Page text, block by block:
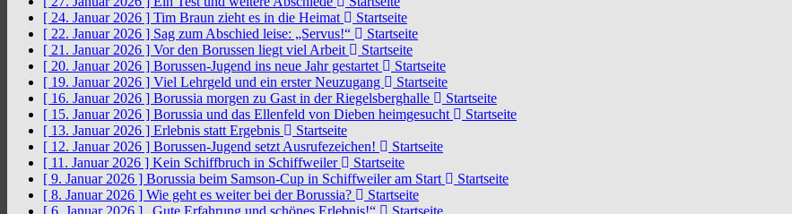
[ 24. Januar 2026 ] Tim Braun zieht es in die Heimat
Startseite
[ 22. Januar 2026 ] Sag zum Abschied leise: „Servus!“
Startseite
[ 21. Januar 2026 ] Vor den Borussen liegt viel Arbeit
Startseite
[ 20. Januar 2026 ] Borussen-Jugend ins neue Jahr gestartet
Startseite
[ 19. Januar 2026 ] Viel Lehrgeld und ein erster Neuzugang
Startseite
[ 16. Januar 2026 ] Borussia morgen zu Gast in der Riegelsberghalle
Startseite
[ 15. Januar 2026 ] Borussia und das Ellenfeld von Dieben heimgesucht
Startseite
[ 13. Januar 2026 ] Erlebnis statt Ergebnis
Startseite
[ 12. Januar 2026 ] Borussen-Jugend setzt Ausrufezeichen!
Startseite
[ 11. Januar 2026 ] Kein Schiffbruch in Schiffweiler
Startseite
[ 9. Januar 2026 ] Borussia beim Samson-Cup in Schiffweiler am Start
Startseite
[ 8. Januar 2026 ] Wie geht es weiter bei der Borussia?
Startseite
[ 6. Januar 2026 ]
„Gute Erfahrung und schönes Erlebnis!“ Startseite